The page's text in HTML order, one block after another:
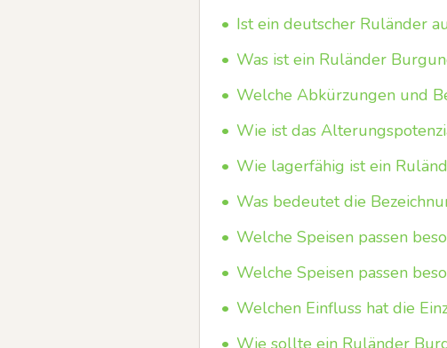
• Ist ein deutscher Ruländer
• Was ist ein Ruländer
• Welche Abkürzungen und
• Wie ist das
• Wie lagerfähig ist ein
• Was bedeutet die
• Welche Speisen passen
• Welche Speisen passen
• Welchen Einfluss hat die
• Wie sollte ein Ruländer